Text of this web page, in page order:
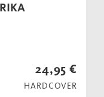
24,95 €
HARDCOVER